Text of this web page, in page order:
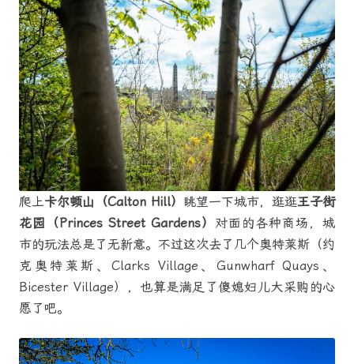
爬上卡尔顿山（Calton Hill） 眺望一下城市，逛逛王子街
花园（Princes Street Gardens） 对面的各种商场，城
市的玩法总是了无新意。不过这次去了几个奥特莱斯（约
克奥特莱斯、Clarks Village、Gunwharf Quays、
Bicester Village），也算是满足了傻媳妇儿大采购的心
愿了吧。